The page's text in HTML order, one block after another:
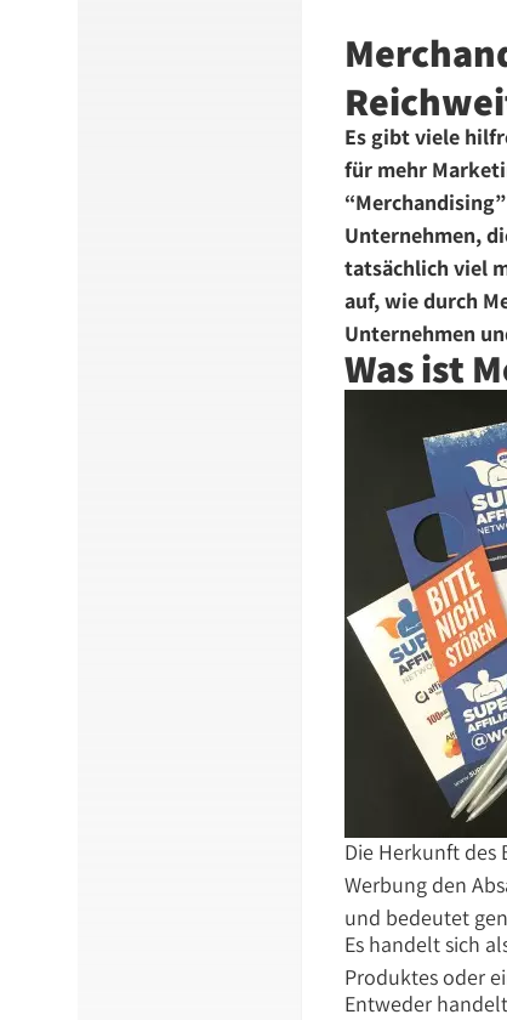
Es gibt viele
für mehr
Unternehmen,
tatsächlich viel
auf, wie durch
Unternehmen
Was ist
Die Herkunft des
Werbung den
und bedeutet
Es handelt sich
Produktes oder
Entweder